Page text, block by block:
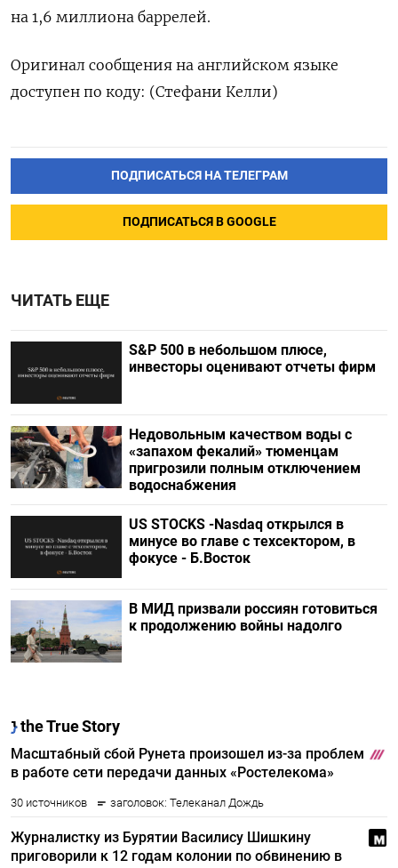
на 1,6 миллиона баррелей.
Оригинал сообщения на английском языке
доступен по коду: (Стефани Келли)
ПОДПИСАТЬСЯ НА ТЕЛЕГРАМ
ПОДПИСАТЬСЯ В GOOGLE
ЧИТАТЬ ЕЩЕ
S&P 500 в небольшом плюсе,
инвесторы оценивают отчеты фирм
Недовольным качеством воды с
«запахом фекалий» тюменцам
пригрозили полным отключением
водоснабжения
US STOCKS -Nasdaq открылся в
минусе во главе с техсектором, в
фокусе - Б.Восток
В МИД призвали россиян готовиться
к продолжению войны надолго